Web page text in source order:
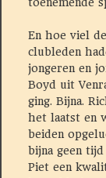
En hoe viel
clubleden
jongeren en
Boyd uit
ging. Bijna.
het laatst en
beiden
bijna geen
Piet een